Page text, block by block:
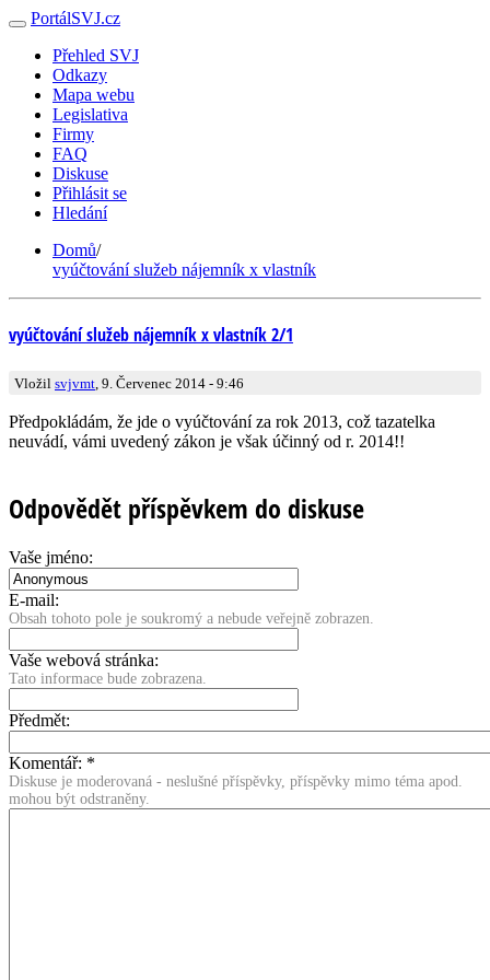
PortálSVJ.cz
Přehled SVJ
Odkazy
Mapa webu
Legislativa
Firmy
FAQ
Diskuse
Přihlásit se
Hledání
Domů/
vyúčtování služeb nájemník x vlastník
vyúčtování služeb nájemník x vlastník 2/1
Vložil svjvmt , 9. Červenec 2014 - 9:46
Předpokládám, že jde o vyúčtování za rok 2013, což tazatelka
neuvádí, vámi uvedený zákon je však účinný od r. 2014!!
Odpovědět příspěvkem do diskuse
Vaše jméno:
E-mail:
Obsah tohoto pole je soukromý a nebude veřejně zobrazen.
Vaše webová stránka:
Tato informace bude zobrazena.
Předmět:
Komentář: *
Diskuse je moderovaná - neslušné příspěvky, příspěvky mimo téma apod.
mohou být odstraněny.